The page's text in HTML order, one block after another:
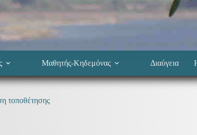
Μαθητής-Κηδεμόνας Διαύγεια
τοποθέτησης